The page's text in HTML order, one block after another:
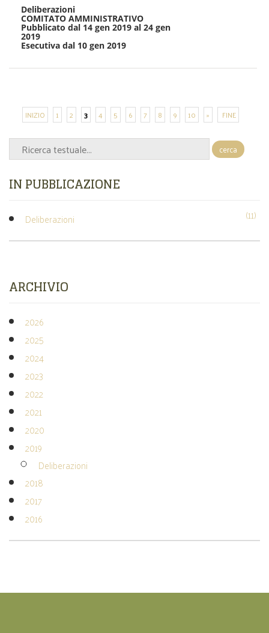
Deliberazioni
COMITATO AMMINISTRATIVO
Pubblicato dal 14 gen 2019 al 24 gen
2019
Esecutiva dal 10 gen 2019
INIZIO 1 2 3 4 5 6 7 8 9 10 » FINE
cerca
IN PUBBLICAZIONE
Deliberazioni (11)
ARCHIVIO
2026
2025
2024
2023
2022
2021
2020
2019
Deliberazioni
2018
2017
2016